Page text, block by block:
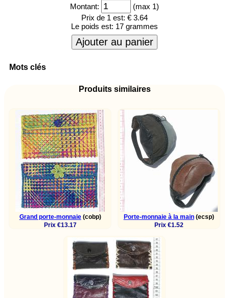
Montant:
(max 1)
Prix de 1 est: € 3.64
Le poids est: 17 grammes
Ajouter au panier
Mots clés
Produits similaires
Grand porte-monnaie(cobp)
Prix €13.17
Porte-monnaie à la main(ecsp)
Prix €1.52